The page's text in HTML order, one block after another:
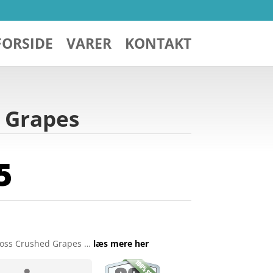
VARER KONTAKT
Crushed Grapes … læs mere her